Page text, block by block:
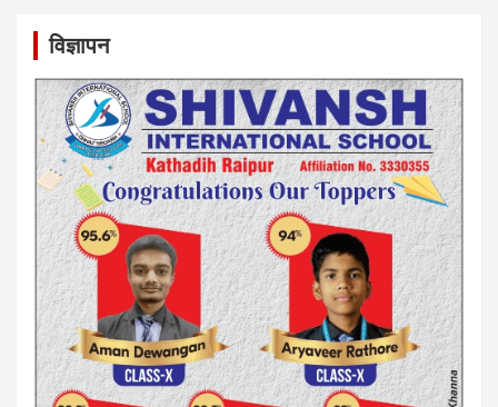
विज्ञापन